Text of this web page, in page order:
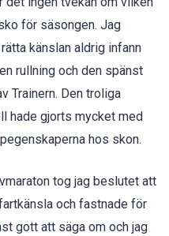
för säsongen. Jag
känslan aldrig infann
rullning och den spänst
Trainern. Den troliga
hade gjorts mycket med
hos skon.
tog jag beslutet att
och fastnade för
gott att säga om och jag